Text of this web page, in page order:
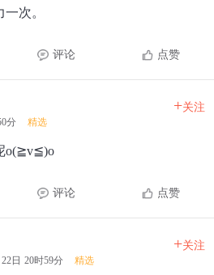
次。
评论 点赞
分 精选
+关注
o(≧v≦)o
评论 点赞
日 20时59分 精选
+关注